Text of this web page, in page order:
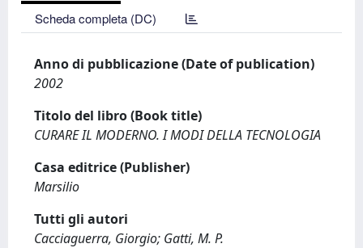
Scheda completa (DC)
Anno di pubblicazione (Date of publication)
2002
Titolo del libro (Book title)
CURARE IL MODERNO. I MODI DELLA TECNOLOGIA
Casa editrice (Publisher)
Marsilio
Tutti gli autori
Cacciaguerra, Giorgio; Gatti, M. P.